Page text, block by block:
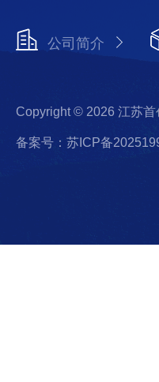
公司简介
Copyright © 2026 江苏
备案号：苏ICP备